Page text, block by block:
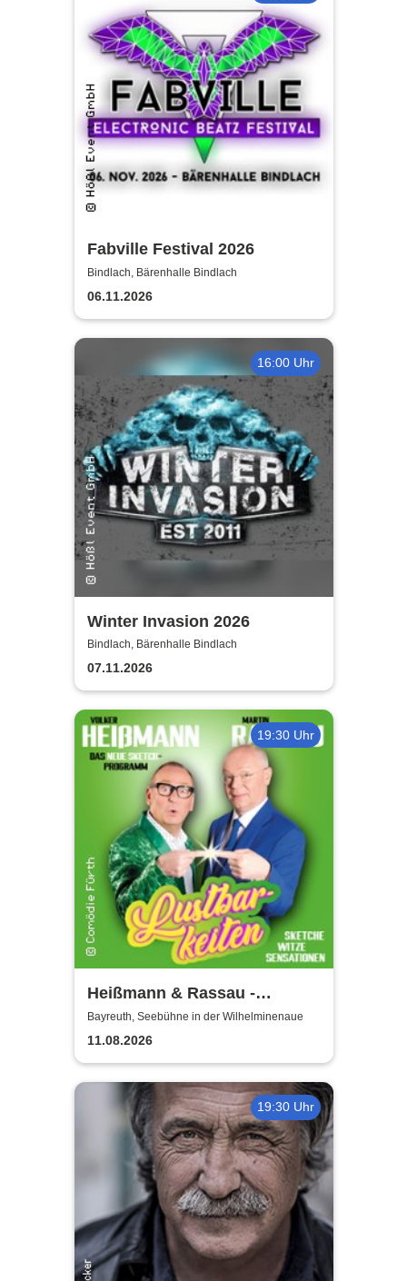
Fabville Festival 2026
Bindlach, Bärenhalle Bindlach
06.11.2026
16:00 Uhr
Winter Invasion 2026
Bindlach, Bärenhalle Bindlach
07.11.2026
19:30 Uhr
Heißmann & Rassau -
Lustbarkeiten
Bayreuth, Seebühne in der Wilhelminenaue
11.08.2026
19:30 Uhr